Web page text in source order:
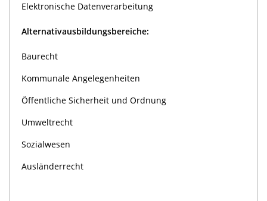
Elektronische Datenverarbeitung
Alternativausbildungsbereiche:
Baurecht
Kommunale Angelegenheiten
Öffentliche Sicherheit und Ordnung
Umweltrecht
Sozialwesen
Ausländerrecht